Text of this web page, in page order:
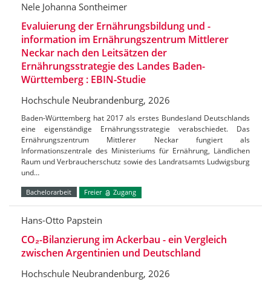
Nele Johanna Sontheimer
Evaluierung der Ernährungsbildung und -
information im Ernährungszentrum Mittlerer
Neckar nach den Leitsätzen der
Ernährungsstrategie des Landes Baden-
Württemberg : EBIN-Studie
Hochschule Neubrandenburg, 2026
Baden-Württemberg hat 2017 als erstes Bundesland Deutschlands
eine eigenständige Ernährungsstrategie verabschiedet. Das
Ernährungszentrum Mittlerer Neckar fungiert als
Informationszentrale des Ministeriums für Ernährung, Ländlichen
Raum und Verbraucherschutz sowie des Landratsamts Ludwigsburg
und…
Bachelorarbeit Freier Zugang
Hans-Otto Papstein
CO₂-Bilanzierung im Ackerbau - ein Vergleich
zwischen Argentinien und Deutschland
Hochschule Neubrandenburg, 2026